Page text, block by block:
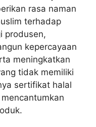
rasa naman
terhadap
produsen,
kepercayaan
meningkatkan
tidak memiliki
sertifikat halal